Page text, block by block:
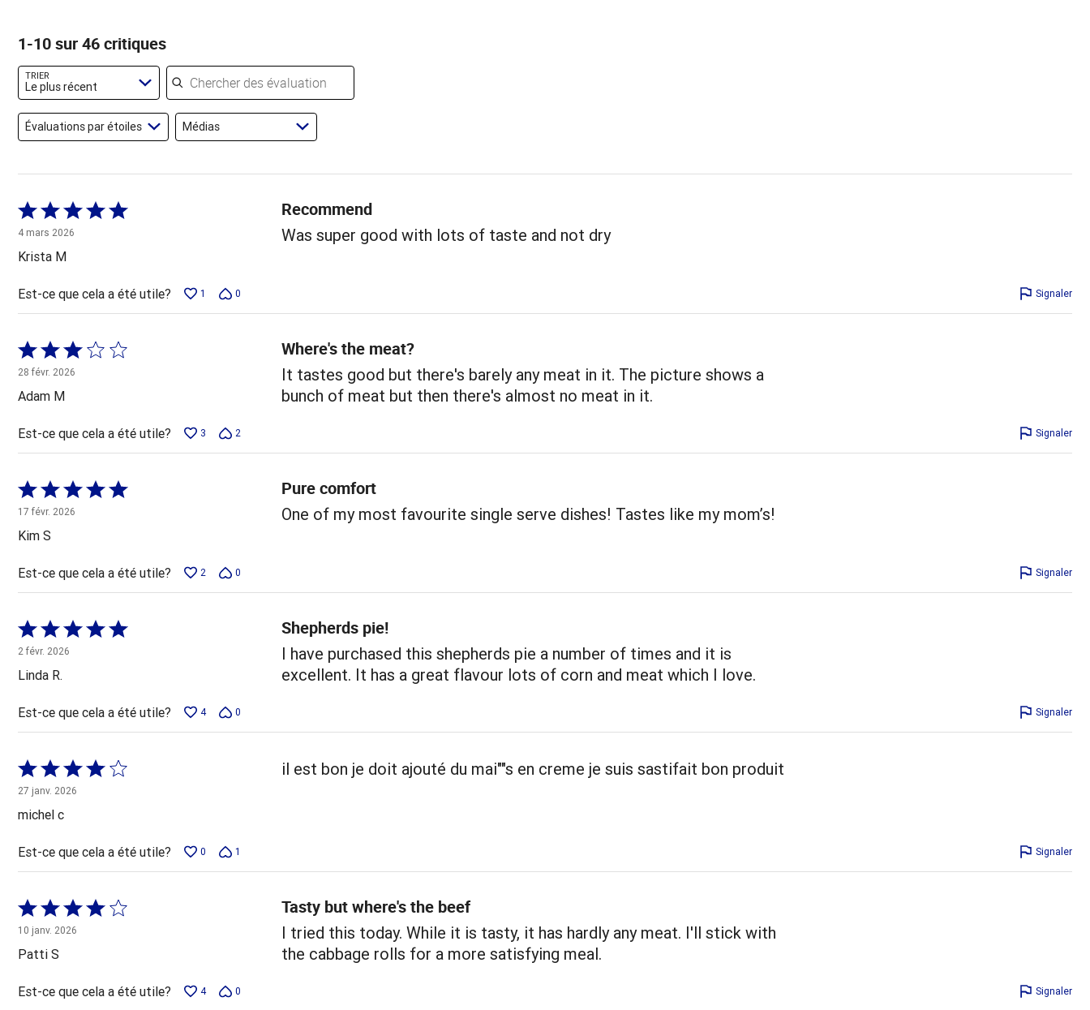
évaluateurs
1-10 sur 46 critiques
TRIER
Le plus récent
Chercher des évaluations
Évaluations par étoiles Médias
Coté
5 sur
5
4 mars 2026
Krista M
Recommend
Was super good with lots of taste and not dry
Est-ce que cela a été utile? 1 0 Signaler
Coté
3 sur
5
28 févr. 2026
Adam M
Where's the meat?
It tastes good but there's barely any meat in it. The picture shows a
bunch of meat but then there's almost no meat in it.
Est-ce que cela a été utile? 3 2 Signaler
Coté
5 sur
5
17 févr. 2026
Kim S
Pure comfort
One of my most favourite single serve dishes! Tastes like my mom’s!
Est-ce que cela a été utile? 2 0 Signaler
Coté
5 sur
5
2 févr. 2026
Linda R.
Shepherds pie!
I have purchased this shepherds pie a number of times and it is
excellent. It has a great flavour lots of corn and meat which I love.
Est-ce que cela a été utile? 4 0 Signaler
Coté
4 sur
27 janv. 2026
michel c
il est bon je doit ajouté du mai""s en creme je suis sastifait bon produit
Est-ce que cela a été utile? 0 1 Signaler
Coté
4 sur
5
10 janv. 2026
Patti S
Tasty but where's the beef
I tried this today. While it is tasty, it has hardly any meat. I'll stick with
the cabbage rolls for a more satisfying meal.
Est-ce que cela a été utile? 4 0 Signaler